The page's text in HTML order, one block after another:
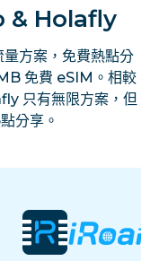
& Holafly
方案，免費熱點分
免費 eSIM。相較
只有無限方案，但
分享。